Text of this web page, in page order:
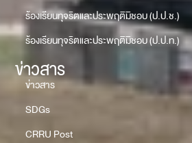
ร้องเรียนทุจริตและประพฤติมิชอบ (ป.ป.ช.)
ร้องเรียนทุจริตและประพฤติมิชอบ (ป.ป.ท.)
ข่าวสาร
ข่าวสาร
SDGs
CRRU Post